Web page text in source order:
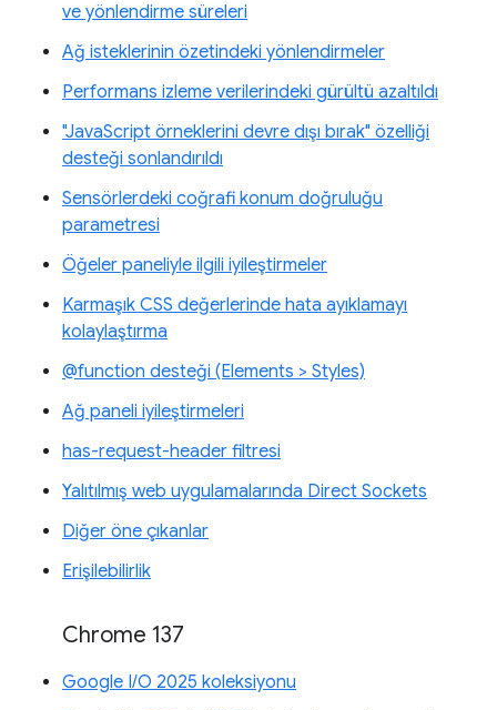
ve yönlendirme süreleri
Ağ isteklerinin özetindeki yönlendirmeler
Performans izleme verilerindeki gürültü azaltıldı
"JavaScript örneklerini devre dışı bırak" özelliği
desteği sonlandırıldı
Sensörlerdeki coğrafi konum doğruluğu
parametresi
Öğeler paneliyle ilgili iyileştirmeler
Karmaşık CSS değerlerinde hata ayıklamayı
kolaylaştırma
@function desteği (Elements > Styles)
Ağ paneli iyileştirmeleri
has-request-header filtresi
Yalıtılmış web uygulamalarında Direct Sockets
Diğer öne çıkanlar
Erişilebilirlik
Chrome 137
Google I/O 2025 koleksiyonu